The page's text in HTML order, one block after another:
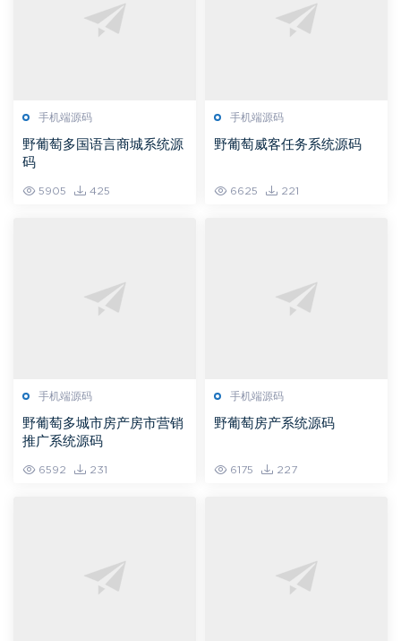
手机端源码
野葡萄多国语言商城系统源
码
5905 425
手机端源码
野葡萄威客任务系统源码
6625 221
手机端源码
野葡萄多城市房产房市营销
推广系统源码
6592 231
手机端源码
野葡萄房产系统源码
6175 227